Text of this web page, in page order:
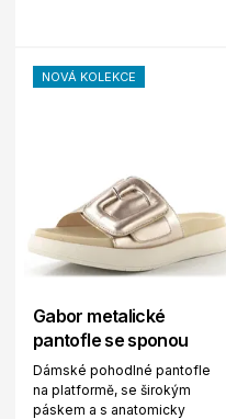
NOVÁ KOLEKCE
Gabor metalické
pantofle se sponou
Dámské pohodlné pantofle
na platformě, se širokým
páskem a s anatomicky